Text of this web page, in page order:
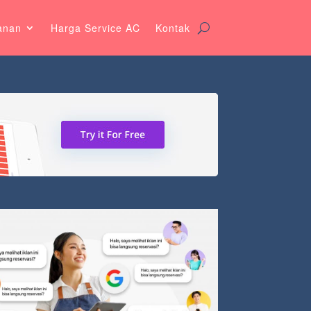
Harga Service AC Kontak